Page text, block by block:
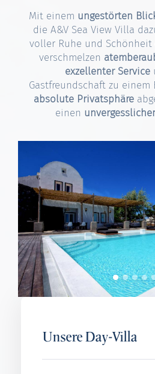
Mit einem ungestörten
die A&V Sea View Villa
voller Ruhe und Schönheit
verschmelzen
exzellenter Service
Gastfreundschaft zu einem
absolute Privatsphäre
einen
Unsere Day-Villa